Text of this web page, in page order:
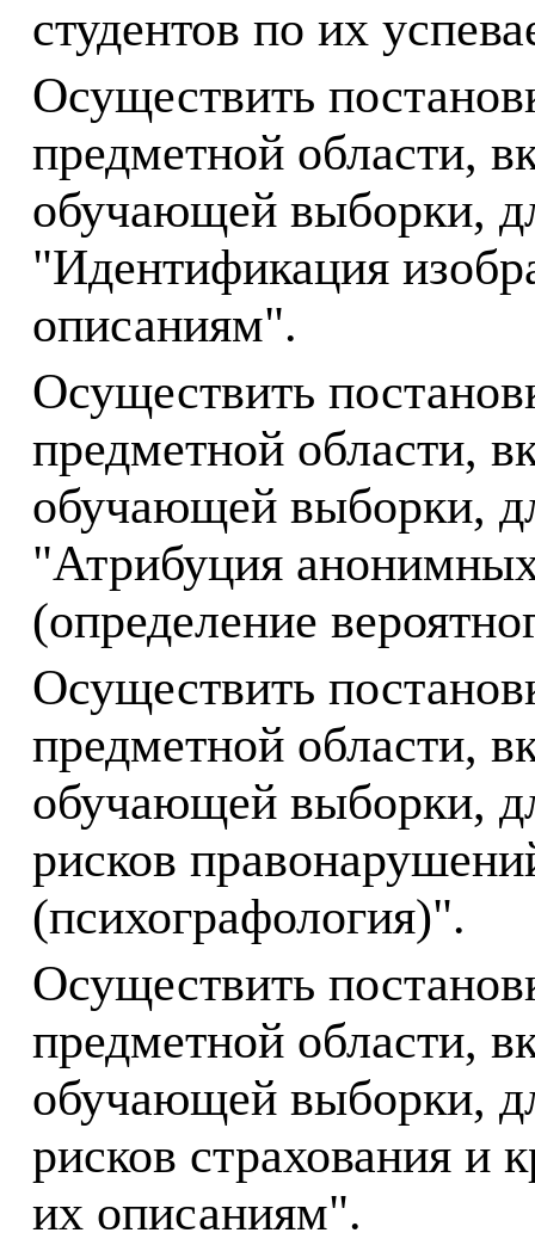
студентов по их
Осуществить
предметной области,
обучающей выборки,
"Идентификация
описаниям".
Осуществить
предметной области,
обучающей выборки,
"Атрибуция
(определение
Осуществить
предметной области,
обучающей выборки,
рисков
(психографология)".
Осуществить
предметной области,
обучающей выборки,
рисков страхования и
их описаниям".